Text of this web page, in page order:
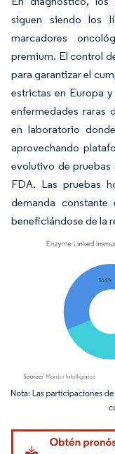
siguen siendo los
marcadores
premium. El control
para garantizar el
estrictas en Europa
enfermedades raras
en laboratorio
aprovechando
evolutivo de pruebas
FDA. Las pruebas
demanda
beneficiándose de la
Imagen © Mordor